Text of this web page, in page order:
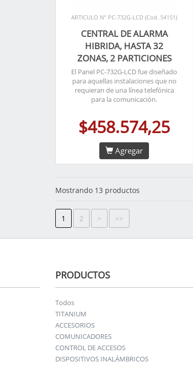
ARTICULO N° PC-732G-LCD (Cod. 54151)
CENTRAL DE ALARMA
HIBRIDA, HASTA 32
ZONAS, 2 PARTICIONES
El Panel PC-732G-LCD fue diseñado
para aquellas instalaciones que no
requieran de una línea telefónica
para la comunicación.
$458.574,25
Agregar
Mostrando 13 productos
1 2 > >>
PRODUCTOS
Todos
TITANIUM
ACCESORIOS
COMUNICADORES
CONTROL DE ACCESOS
DISPOSITIVOS INALÁMBRICOS